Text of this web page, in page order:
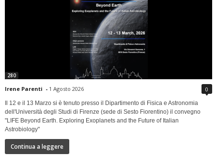
280
Irene Parenti - 1 Agosto 2026 0
Il 12 e il 13 Marzo si è tenuto presso il Dipartimento di Fisica e Astronomia
dell'Università degli Studi di Firenze (sede di Sesto Fiorentino) il convegno
"LIFE Beyond Earth. Exploring Exoplanets and the Future of Italian
Astrobiology"
Continua a leggere